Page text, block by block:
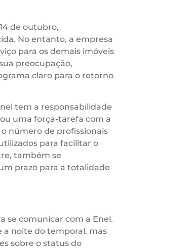
de outubro,
No entanto, a empresa
para os demais imóveis
preocupação,
claro para o retorno
tem a responsabilidade
uma força-tarefa com a
número de profissionais
para facilitar o
também se
prazo para a totalidade
se comunicar com a Enel.
a noite do temporal, mas
sobre o status do